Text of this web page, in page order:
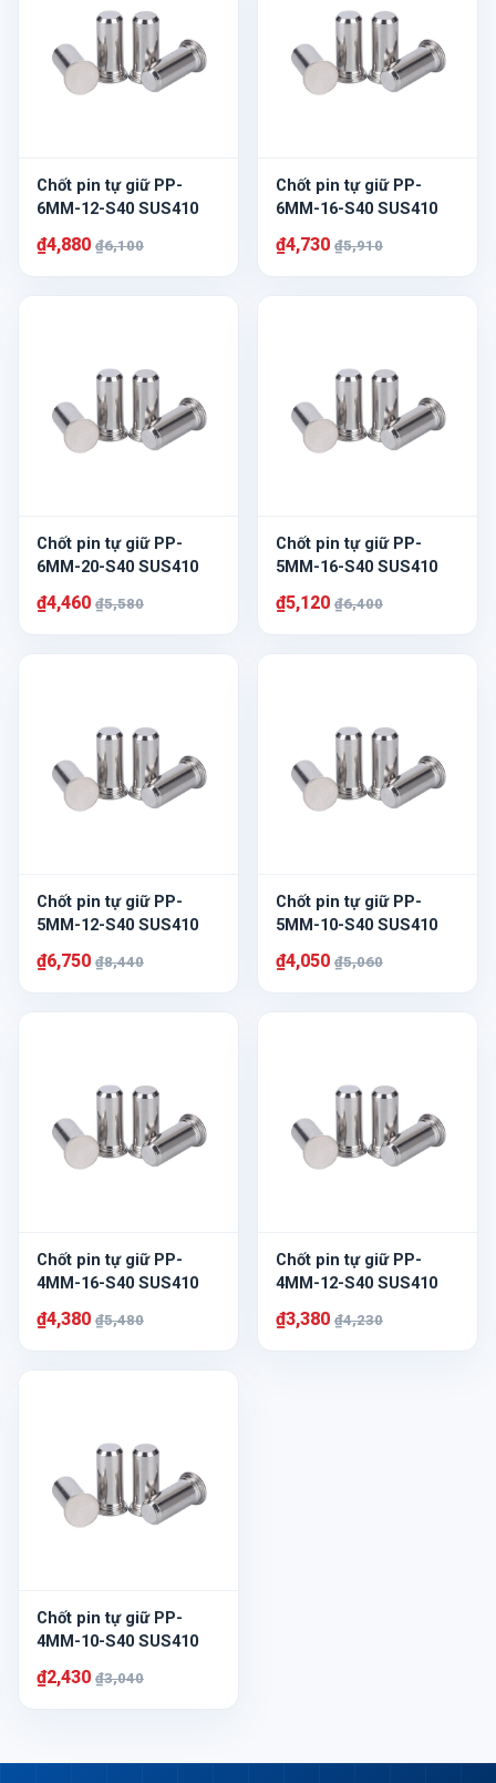
Chốt pin tự giữ PP-
6MM-12-S40 SUS410
₫4,880 ₫6,100
Chốt pin tự giữ PP-
6MM-16-S40 SUS410
₫4,730 ₫5,910
Chốt pin tự giữ PP-
6MM-20-S40 SUS410
₫4,460 ₫5,580
Chốt pin tự giữ PP-
5MM-16-S40 SUS410
₫5,120 ₫6,400
Chốt pin tự giữ PP-
5MM-12-S40 SUS410
₫6,750 ₫8,440
Chốt pin tự giữ PP-
5MM-10-S40 SUS410
₫4,050 ₫5,060
Chốt pin tự giữ PP-
4MM-16-S40 SUS410
₫4,380 ₫5,480
Chốt pin tự giữ PP-
4MM-12-S40 SUS410
₫3,380 ₫4,230
Chốt pin tự giữ PP-
4MM-10-S40 SUS410
₫2,430 ₫3,040